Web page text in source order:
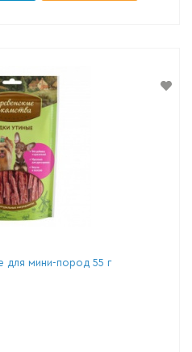
для мини-пород 55 г